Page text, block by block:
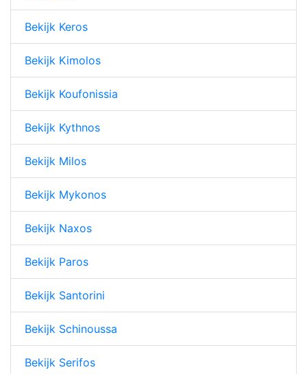
Bekijk Keros
Bekijk Kimolos
Bekijk Koufonissia
Bekijk Kythnos
Bekijk Milos
Bekijk Mykonos
Bekijk Naxos
Bekijk Paros
Bekijk Santorini
Bekijk Schinoussa
Bekijk Serifos